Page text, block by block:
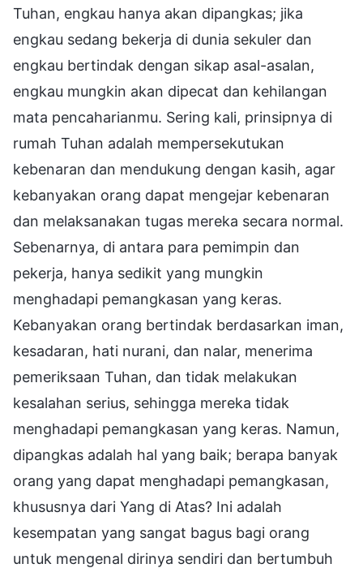
Tuhan, engkau hanya akan dipangkas; jika
engkau sedang bekerja di dunia sekuler dan
engkau bertindak dengan sikap asal-asalan,
engkau mungkin akan dipecat dan kehilangan
mata pencaharianmu. Sering kali, prinsipnya di
rumah Tuhan adalah mempersekutukan
kebenaran dan mendukung dengan kasih, agar
kebanyakan orang dapat mengejar kebenaran
dan melaksanakan tugas mereka secara normal.
Sebenarnya, di antara para pemimpin dan
pekerja, hanya sedikit yang mungkin
menghadapi pemangkasan yang keras.
Kebanyakan orang bertindak berdasarkan iman,
kesadaran, hati nurani, dan nalar, menerima
pemeriksaan Tuhan, dan tidak melakukan
kesalahan serius, sehingga mereka tidak
menghadapi pemangkasan yang keras. Namun,
dipangkas adalah hal yang baik; berapa banyak
orang yang dapat menghadapi pemangkasan,
khususnya dari Yang di Atas? Ini adalah
kesempatan yang sangat bagus bagi orang
untuk mengenal dirinya sendiri dan bertumbuh